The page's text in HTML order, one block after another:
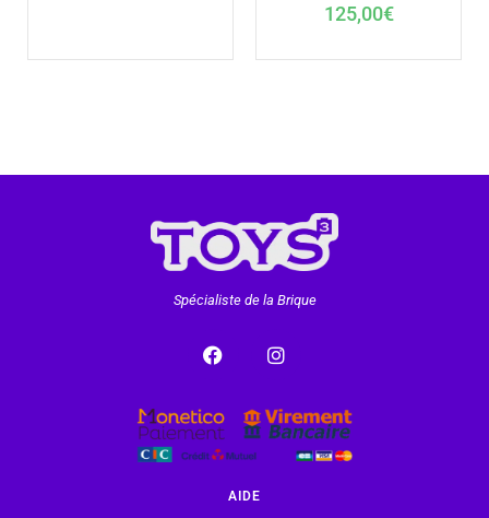
125,00€
Spécialiste de la Brique
AIDE